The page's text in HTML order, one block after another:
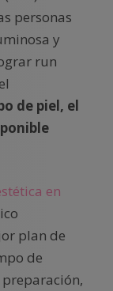
personas
y
run
de piel, el
en
plan de
de